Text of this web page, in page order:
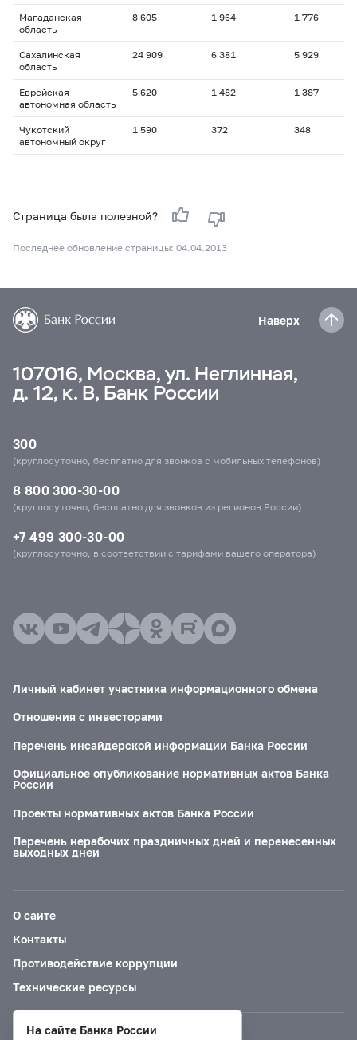
Магаданская
область
8 605 1 964 1 776
Сахалинская
область
24 909 6 381 5 929
Еврейская
автономная область
5 620 1 482 1 387
Чукотский
автономный округ
1 590 372 348
Страница была полезной?
Последнее обновление страницы: 04.04.2013
Наверх
107016, Москва, ул. Неглинная,
д. 12, к. В, Банк России
300
(круглосуточно, бесплатно для звонков с мобильных телефонов)
8 800 300-30-00
(круглосуточно, бесплатно для звонков из регионов России)
+7 499 300-30-00
(круглосуточно, в соответствии с тарифами вашего оператора)
Личный кабинет участника информационного обмена
Отношения с инвесторами
Перечень инсайдерской информации Банка России
Официальное опубликование нормативных актов Банка
России
Проекты нормативных актов Банка России
Перечень нерабочих праздничных дней и перенесенных
выходных дней
О сайте
Контакты
Противодействие коррупции
Технические ресурсы
На сайте Банка России